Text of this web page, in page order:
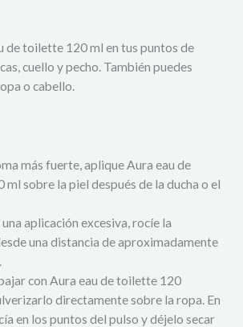
de toilette 120 ml en tus puntos de
cuello y pecho. También puedes
o cabello.
más fuerte, aplique Aura eau de
sobre la piel después de la ducha o el
aplicación excesiva, rocíe la
una distancia de aproximadamente
con Aura eau de toilette 120
directamente sobre la ropa. En
en los puntos del pulso y déjelo secar